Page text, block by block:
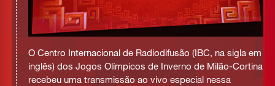
a
modal
window.
No compatible source was found for this media.
O Centro Internacional de Radiodifusão (IBC, na sigla em
inglês) dos Jogos Olímpicos de Inverno de Milão-Cortina
recebeu uma transmissão ao vivo especial nessa